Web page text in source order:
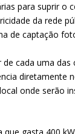
para suprir o
da rede
de captação
cada uma
diretamente
onde serão